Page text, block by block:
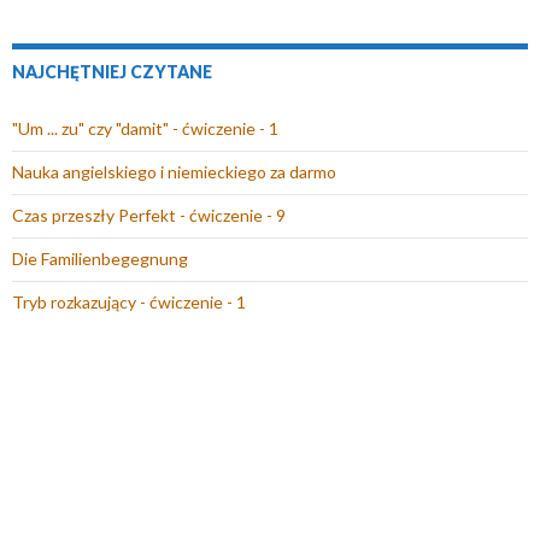
NAJCHĘTNIEJ CZYTANE
"Um ... zu" czy "damit" - ćwiczenie - 1
Nauka angielskiego i niemieckiego za darmo
Czas przeszły Perfekt - ćwiczenie - 9
Die Familienbegegnung
Tryb rozkazujący - ćwiczenie - 1